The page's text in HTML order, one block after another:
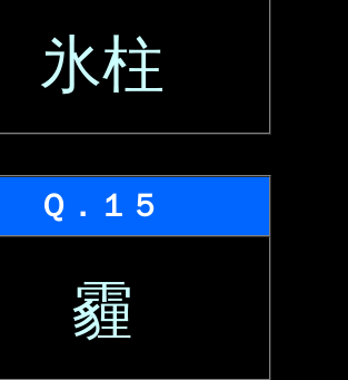
氷柱
Ｑ．１５
霾